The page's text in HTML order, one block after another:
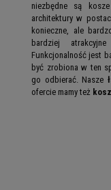
niezbędne są
architektury w
konieczne, ale
bardziej
Funkcjonalność jest
być zrobiona w ten
go odbierać. Nasze
ofercie mamy też